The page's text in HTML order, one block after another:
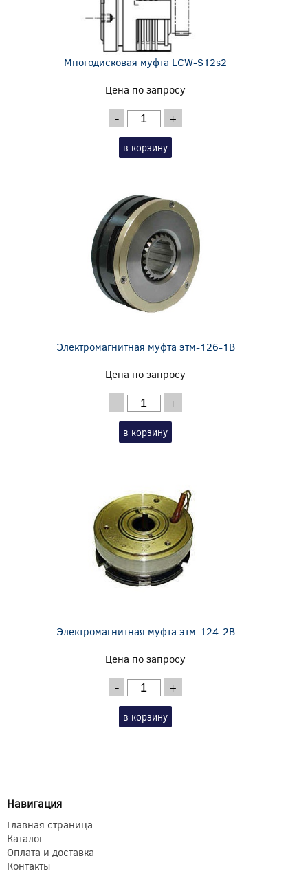
Многодисковая муфта LCW-S12s2
Цена по запросу
- +
в корзину
Электромагнитная муфта этм-126-1В
Цена по запросу
- +
в корзину
Электромагнитная муфта этм-124-2В
Цена по запросу
- +
в корзину
Навигация
Главная страница
Каталог
Оплата и доставка
Контакты